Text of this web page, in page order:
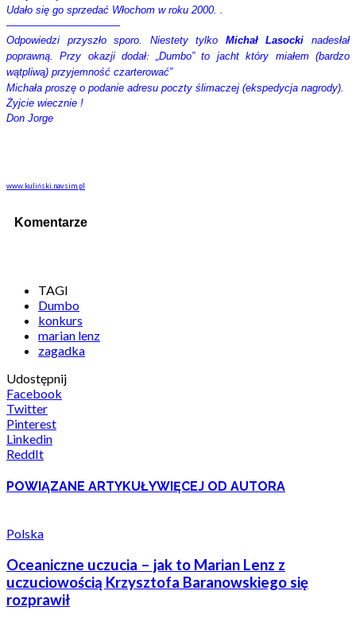
Udało się go sprzedać Włochom w roku 2000. .
———————————
Odpowiedzi przyszło sporo. Niestety tylko Michał Lasocki nadesłał
poprawną. Przy okazji dodał:
„Dumbo” to jacht który miałem (bardzo
wątpliwą) przyjemność czarterować”
Michała proszę o podanie adresu poczty ślimaczej (ekspedycja nagrody).
Żyjcie wiecznie !
Don Jorge
www.kuliński.navsim.pl
Komentarze
TAGI
Dumbo
konkurs
marian lenz
zagadka
Udostępnij
Facebook
Twitter
Pinterest
Linkedin
ReddIt
POWIĄZANE ARTYKUŁYWIĘCEJ OD AUTORA
Polska
Oceaniczne uczucia – jak to Marian Lenz z
uczuciowością Krzysztofa Baranowskiego się
rozprawił